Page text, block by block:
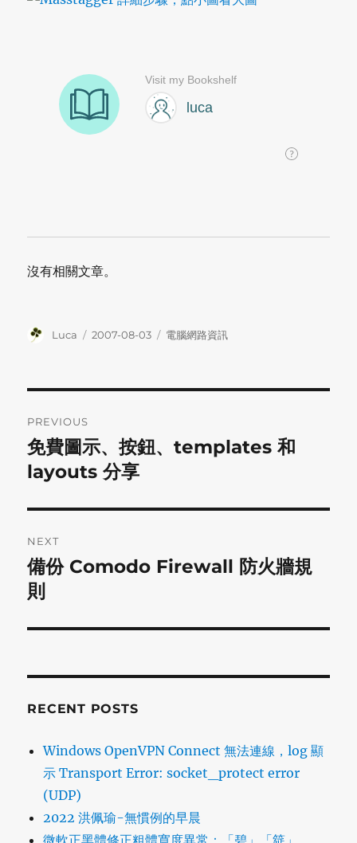
沒有相關文章。
Author
Luca
Posted
2007-08-03 Categories
電腦網路資訊
navigation
PREVIOUS
Previous
post:
免費圖示、按鈕、templates 和
layouts 分享
NEXT
Next
post:
備份 Comodo Firewall 防火牆規
則
RECENT POSTS
Windows OpenVPN Connect 無法連線，log 顯
示 Transport Error: socket_protect error
(UDP)
2022 洪佩瑜-無慣例的早晨
微軟正黑體修正粗體寬度異常：「碧」「筵」